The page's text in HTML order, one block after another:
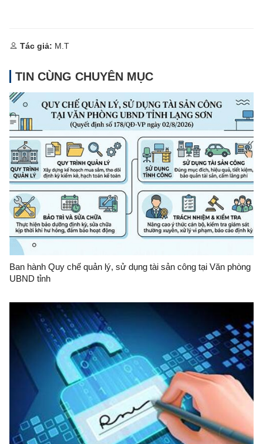
Tác giả: M.T
TIN CÙNG CHUYÊN MỤC
Ban hành Quy chế quản lý, sử dụng tài sản công tại Văn phòng
UBND tỉnh